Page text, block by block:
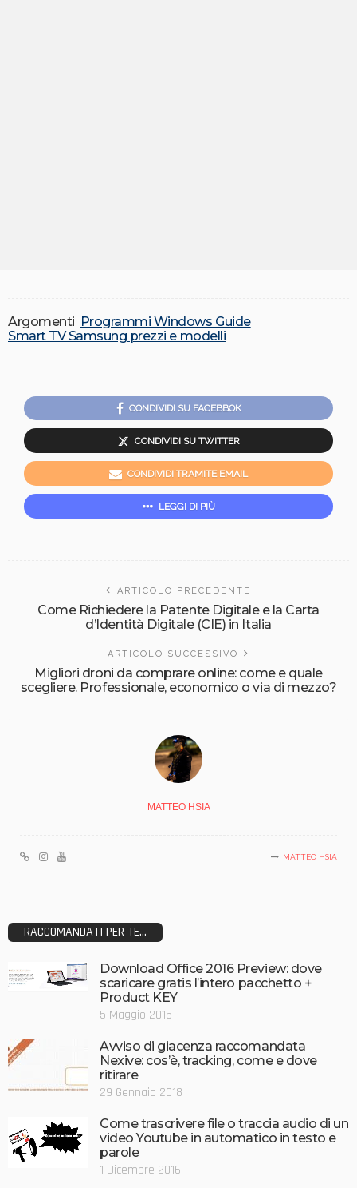
Argomenti Programmi Windows Guide
Smart TV Samsung prezzi e modelli
CONDIVIDI SU FACEBBOK
CONDIVIDI SU TWITTER
CONDIVIDI TRAMITE EMAIL
LEGGI DI PIÙ
ARTICOLO PRECEDENTE
Come Richiedere la Patente Digitale e la Carta
d’Identità Digitale (CIE) in Italia
ARTICOLO SUCCESSIVO
Migliori droni da comprare online: come e quale
scegliere. Professionale, economico o via di mezzo?
MATTEO HSIA
MATTEO HSIA
RACCOMANDATI PER TE...
Download Office 2016 Preview: dove
scaricare gratis l’intero pacchetto +
Product KEY
5 Maggio 2015
Avviso di giacenza raccomandata
Nexive: cos’è, tracking, come e dove
ritirare
29 Gennaio 2018
Come trascrivere file o traccia audio di un
video Youtube in automatico in testo e
parole
1 Dicembre 2016